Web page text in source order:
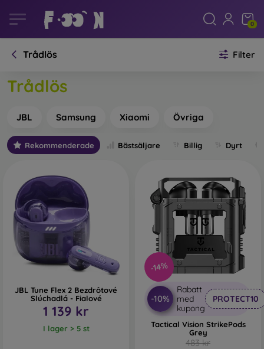
0
Trådlös Filter
Trådlös
JBL Samsung Xiaomi Övriga
Rekommenderade Bästsäljare Billig Dyrt
JBL Tune Flex 2 Bezdrôtové
Slúchadlá - Fialové
1 139 kr
I lager > 5 st
-14%
-10%
Rabatt
med
kupong
PROTECT10
Tactical Vision StrikePods
Grey
483 kr